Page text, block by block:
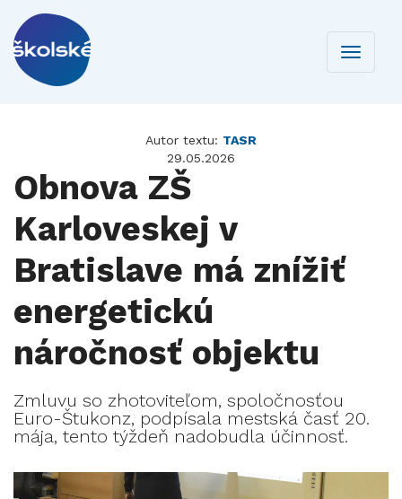
Toggle
Autor textu: TASR
29.05.2026
Obnova ZŠ
Karloveskej v
Bratislave má znížiť
energetickú
náročnosť objektu
Zmluvu so zhotoviteľom, spoločnosťou
Euro-Štukonz, podpísala mestská časť 20.
mája, tento týždeň nadobudla účinnosť.